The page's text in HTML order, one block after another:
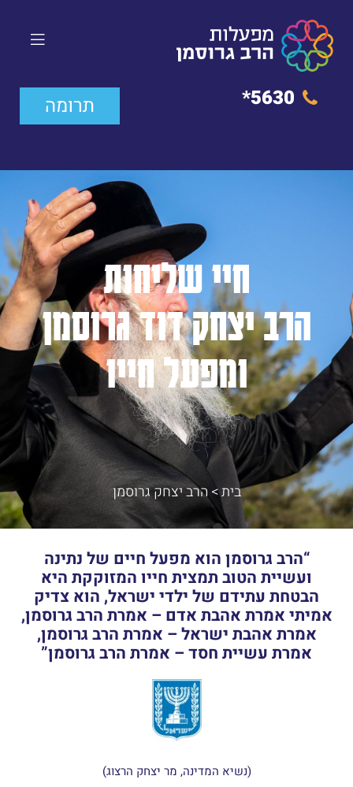
5630* תרומה
חיי שליחות
הרב יצחק דוד גרוסמן
ומפעל חייו
בית> הרב יצחק גרוסמן
“הרב גרוסמן הוא מפעל חיים של נתינה
ועשיית הטוב תמצית חייו המזוקקת היא
הבטחת עתידם של ילדי ישראל, הוא צדיק
אמיתי אמרת אהבת אדם – אמרת הרב גרוסמן,
אמרת אהבת ישראל – אמרת הרב גרוסמן,
אמרת עשיית חסד – אמרת הרב גרוסמן”
(נשיא המדינה, מר יצחק הרצוג)